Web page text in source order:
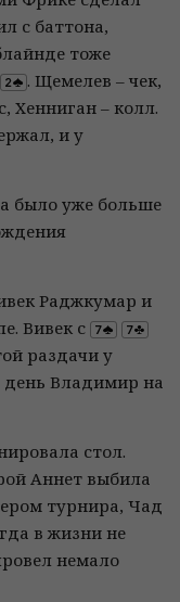
с баттона,
тоже
. Щемелев – чек,
Хенниган – колл.
и у
было уже больше
Раджкумар и
Вивек с
раздачи у
день Владимир на
стол.
Аннет выбила
турнира, Чад
в жизни не
немало